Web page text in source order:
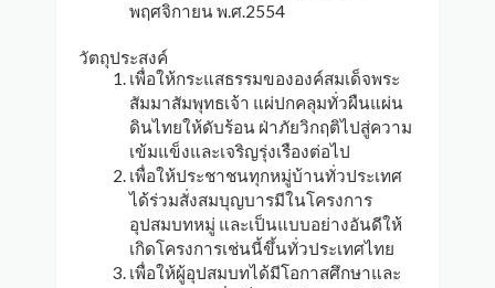
พฤศจิกายน พ.ศ.2554
วัตถุประสงค์
เพื่อให้กระแสธรรมขององค์สมเด็จพระ
สัมมาสัมพุทธเจ้า แผ่ปกคลุมทั่วผืนแผ่น
ดินไทยให้ดับร้อน ฝ่าภัยวิกฤติไปสู่ความ
เข้มแข็งและเจริญรุ่งเรืองต่อไป
เพื่อให้ประชาชนทุกหมู่บ้านทั่วประเทศ
ได้ร่วมสั่งสมบุญบารมีในโครงการ
อุปสมบทหมู่ และเป็นแบบอย่างอันดีให้
เกิดโครงการเช่นนี้ขึ้นทั่วประเทศไทย
เพื่อให้ผู้อุปสมบทได้มีโอกาสศึกษาและ